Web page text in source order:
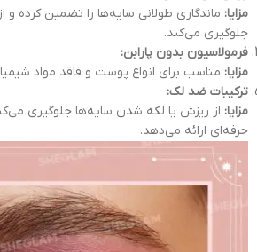
مزایا: ماندگاری طولانی سایه‌ها را تضمین کرده
جلوگیری می‌کند.
فرمولاسیون بدون پارابن:
مزایا: مناسب برای انواع پوست و فاقد مواد
ترکیبات ضد لک:
مزایا: از ریزش یا لکه شدن سایه‌ها جلوگیری
حرفه‌ای ارائه می‌دهد.